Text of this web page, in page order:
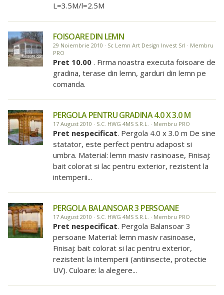
L=3.5M/l=2.5M
FOISOARE DIN LEMN
29 Noiembrie 2010 · Sc Lemn Art Design Invest Srl · Membru
PRO
Pret 10.00 . Firma noastra executa foisoare de
gradina, terase din lemn, garduri din lemn pe
comanda.
PERGOLA PENTRU GRADINA 4.0 X 3.0 M
17 August 2010 · S.C. HWG 4MS S.R.L. · Membru PRO
Pret nespecificat. Pergola 4.0 x 3.0 m De sine
statator, este perfect pentru adapost si
umbra. Material: lemn masiv rasinoase, Finisaj:
bait colorat si lac pentru exterior, rezistent la
intemperii...
PERGOLA BALANSOAR 3 PERSOANE
17 August 2010 · S.C. HWG 4MS S.R.L. · Membru PRO
Pret nespecificat. Pergola Balansoar 3
persoane Material: lemn masiv rasinoase,
Finisaj: bait colorat si lac pentru exterior,
rezistent la intemperii (antiinsecte, protectie
UV). Culoare: la alegere...